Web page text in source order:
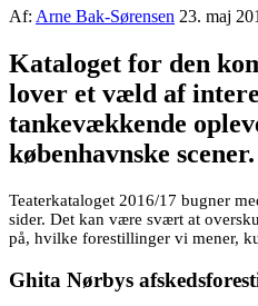
Af: Arne Bak-Sørensen 23. maj
Kataloget for den
lover et væld af
tankevækkende
københavnske scener.
Teaterkataloget 2016/17 bugner
sider. Det kan være svært at
på, hvilke forestillinger vi mener,
Ghita Nørbys